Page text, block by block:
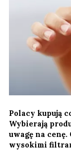
Polacy kupują
Wybierają
uwagę na
wysokimi